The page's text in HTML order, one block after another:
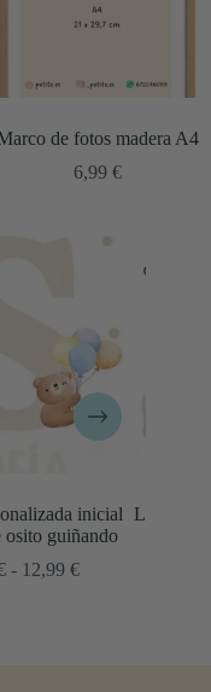
de fotos madera A4
6,99 €
bebé elefante
€ - 12,99€Rango